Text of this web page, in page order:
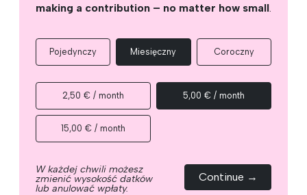
making a contribution – no matter how small.
Pojedynczy Miesięczny Coroczny
2,50 € / month 5,00 € / month
15,00 € / month
W każdej chwili możesz
zmienić wysokość datków
lub anulować wpłaty.
Continue →